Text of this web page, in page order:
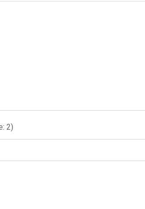
2)